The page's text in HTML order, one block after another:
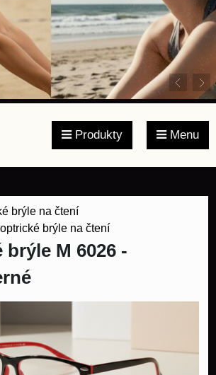
Produkty Menu
brýle na čtení
brýle na čtení
M 6026 -